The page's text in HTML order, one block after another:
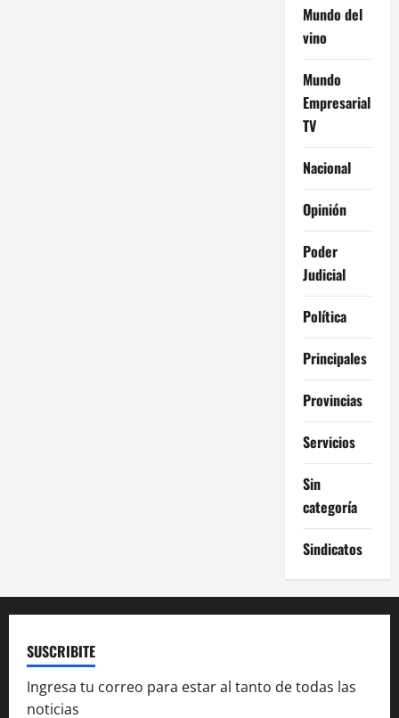
Mundo del
vino
Mundo
Empresarial
TV
Nacional
Opinión
Poder
Judicial
Política
Principales
Provincias
Servicios
Sin
categoría
Sindicatos
SUSCRIBITE
Ingresa tu correo para estar al tanto de todas las
noticias